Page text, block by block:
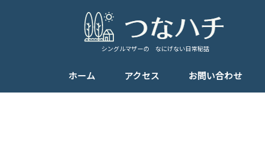
シングルマザーの なにげない日常秘話
ホーム アクセス お問い合わせ